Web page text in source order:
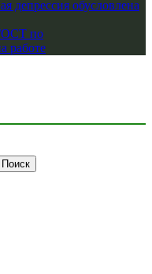
депрессия обусловлена
по
работе